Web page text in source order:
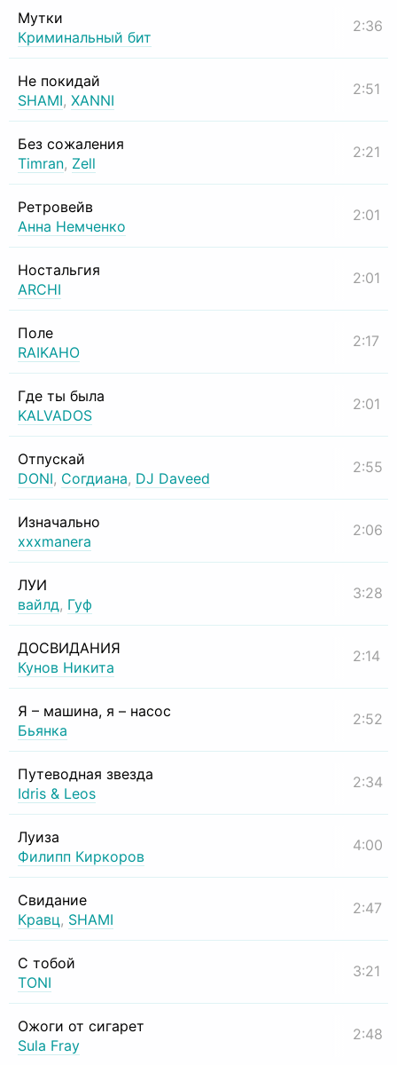
Мутки
Криминальный бит
2:36
Не покидай
SHAMI, XANNI
2:51
Без сожаления
Timran, Zell
2:21
Ретровейв
Анна Немченко
2:01
Ностальгия
ARCHI
2:01
Поле
RAIKAHO
2:17
Где ты была
KALVADOS
2:01
Отпускай
DONI, Согдиана, DJ Daveed
2:55
Изначально
xxxmanera
2:06
ЛУИ
вайлд, Гуф
3:28
ДОСВИДАНИЯ
Кунов Никита
2:14
Я – машина, я – насос
Бьянка
2:52
Путеводная звезда
Idris & Leos
2:34
Луиза
Филипп Киркоров
4:00
Свидание
Кравц, SHAMI
2:47
С тобой
TONI
3:21
Ожоги от сигарет
Sula Fray
2:48